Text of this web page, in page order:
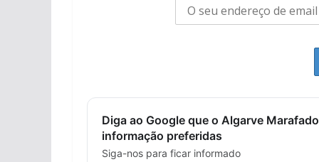
Diga ao Google que o Algarve
informação preferidas
Siga-nos para ficar informado